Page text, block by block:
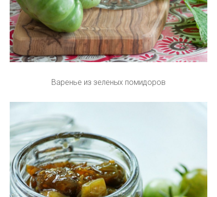
Варенье из зеленых помидоров